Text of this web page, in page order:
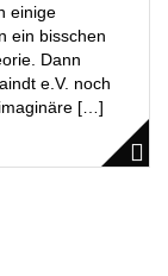
einige
ein bisschen
Dann
e.V. noch
[…]